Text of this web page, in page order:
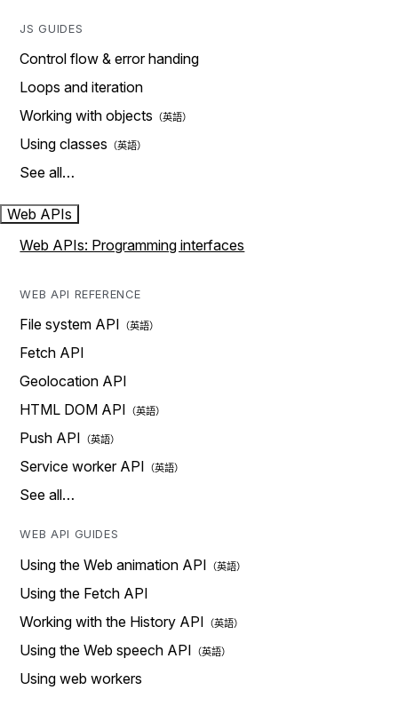
JS GUIDES
Control flow & error handing
Loops and iteration
Working with objects
Using classes
See all…
Web APIs
Web APIs: Programming interfaces
WEB API REFERENCE
File system API
Fetch API
Geolocation API
HTML DOM API
Push API
Service worker API
See all…
WEB API GUIDES
Using the Web animation API
Using the Fetch API
Working with the History API
Using the Web speech API
Using web workers